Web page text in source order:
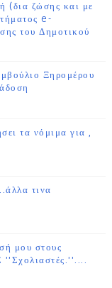
(δια ζώσης και με
e-
του Δημοτικού
Ξηρομέρου
τα νόμιμα για ,
τινα
μου στους